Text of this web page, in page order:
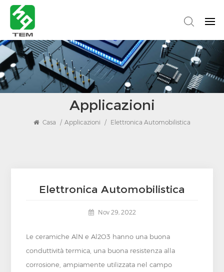
Applicazioni
Casa / Applicazioni / Elettronica Automobilistica
Elettronica Automobilistica
Nov 29, 2022
Le ceramiche AlN e Al2O3 hanno una buona
conduttività termica, una buona resistenza alla
corrosione, ampiamente utilizzata nel campo